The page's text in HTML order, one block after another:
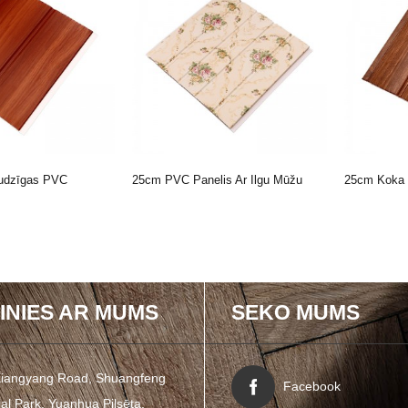
PVC
25cm PVC Panelis Ar Ilgu Mūžu
25cm
AR MUMS
Road, Shuangfeng
Park, Yuanhua Pilsēta,
SEKO MUMS
Facebook